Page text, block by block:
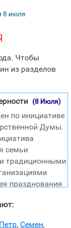
8 июля
Чтобы
из разделов
(8 Июля)
по инициативе
Думы.
семьи
традиционными
празднования
есть
Петр, Семен,